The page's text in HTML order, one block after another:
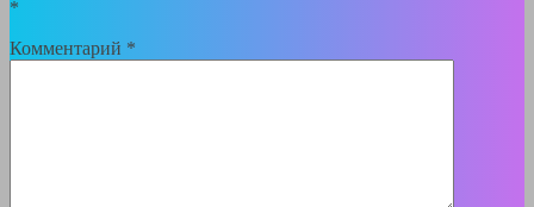
*
Комментарий *